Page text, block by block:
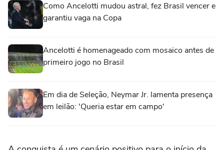
Como Ancelotti mudou astral, fez Brasil vencer e
garantiu vaga na Copa
Ancelotti é homenageado com mosaico antes de
primeiro jogo no Brasil
Em dia de Seleção, Neymar Jr. lamenta presença
em leilão: 'Queria estar em campo'